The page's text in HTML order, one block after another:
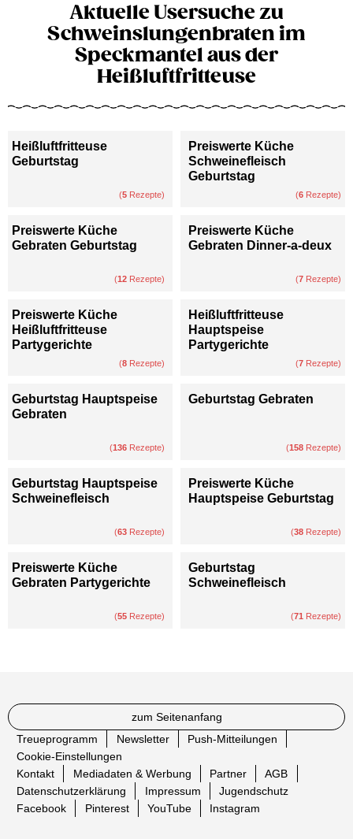
Aktuelle Usersuche zu
Schweinslungenbraten im
Speckmantel aus der
Heißluftfritteuse
Heißluftfritteuse
Geburtstag
(5 Rezepte)
Preiswerte Küche
Schweinefleisch
Geburtstag
(6 Rezepte)
Preiswerte Küche
Gebraten Geburtstag
(12 Rezepte)
Preiswerte Küche
Gebraten Dinner-a-deux
(7 Rezepte)
Preiswerte Küche
Heißluftfritteuse
Partygerichte
(8 Rezepte)
Heißluftfritteuse
Hauptspeise
Partygerichte
(7 Rezepte)
Geburtstag Hauptspeise
Gebraten
(136 Rezepte)
Geburtstag Gebraten
(158 Rezepte)
Geburtstag Hauptspeise
Schweinefleisch
(63 Rezepte)
Preiswerte Küche
Hauptspeise Geburtstag
(38 Rezepte)
Preiswerte Küche
Gebraten Partygerichte
(55 Rezepte)
Geburtstag
Schweinefleisch
(71 Rezepte)
zum Seitenanfang
Treueprogramm
Newsletter
Push-Mitteilungen
Cookie-Einstellungen
Kontakt
Mediadaten & Werbung Partner
AGB
Datenschutzerklärung
Impressum
Jugendschutz
Facebook
Pinterest YouTube Instagram